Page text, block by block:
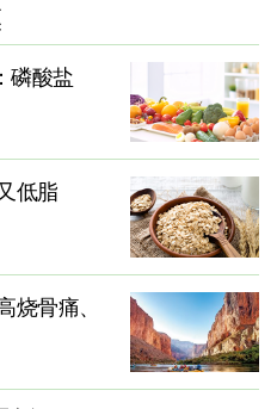
磷酸盐
低脂
烧骨痛、